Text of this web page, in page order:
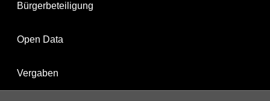
Bürgerbeteiligung
Open Data
Vergaben